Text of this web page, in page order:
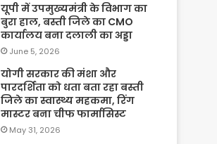
यूपी में उपमुख्यमंत्री के विभाग का
बुरा हाल, बस्ती जिले का CMO
कार्यालय बना दलाली का अड्डा
June 5, 2026
योगी सरकार की मंशा और
पारदर्शिता को धता बता रहा बस्ती
जिले का स्वास्थ्य महकमा, रिंग
मास्टर बना चीफ फार्मासिस्ट
May 31, 2026